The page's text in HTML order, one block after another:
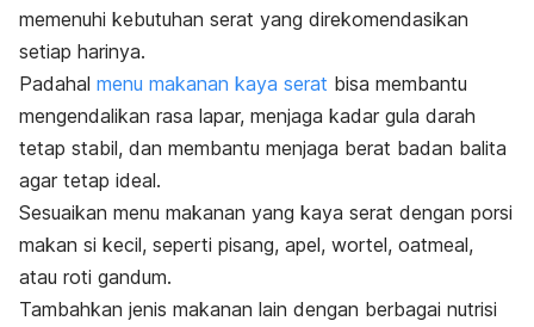
memenuhi kebutuhan serat yang direkomendasikan
setiap harinya.
Padahal menu makanan kaya serat bisa membantu
mengendalikan rasa lapar, menjaga kadar gula darah
tetap stabil, dan membantu menjaga berat badan balita
agar tetap ideal.
Sesuaikan menu makanan yang kaya serat dengan porsi
makan si kecil, seperti pisang, apel, wortel, oatmeal,
atau roti gandum.
Tambahkan jenis makanan lain dengan berbagai nutrisi